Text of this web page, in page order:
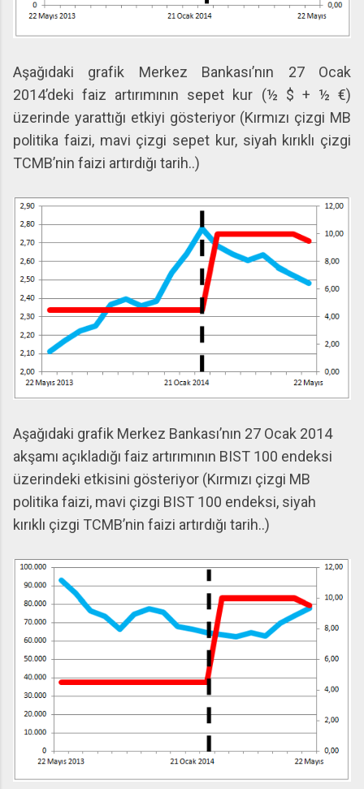
Aşağıdaki grafik Merkez Bankası’nın 27 Ocak
2014’deki faiz artırımının sepet kur (½ $ + ½ €)
üzerinde yarattığı etkiyi gösteriyor (Kırmızı çizgi MB
politika faizi, mavi çizgi sepet kur, siyah kırıklı çizgi
TCMB’nin faizi artırdığı tarih..)
Aşağıdaki grafik Merkez Bankası’nın 27 Ocak 2014
akşamı açıkladığı faiz artırımının BIST 100 endeksi
üzerindeki etkisini gösteriyor (Kırmızı çizgi MB
politika faizi, mavi çizgi BIST 100 endeksi, siyah
kırıklı çizgi TCMB’nin faizi artırdığı tarih..)